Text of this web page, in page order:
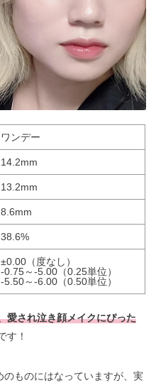
ワンデー
14.2mm
13.2mm
8.6mm
38.6%
±0.00（度なし）
-0.75～-5.00（0.25単位）
-5.50～-6.00（0.50単位）
愛され泣き顔メイクにぴった
す！
のものにはなっていますが、実